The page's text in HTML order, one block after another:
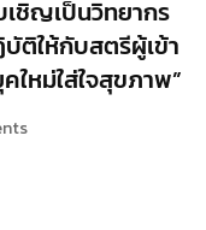
ชิญเป็นวิทยากร
ติให้กับสตรีผู้เข้า
ใหม่ใส่ใจสุขภาพ”